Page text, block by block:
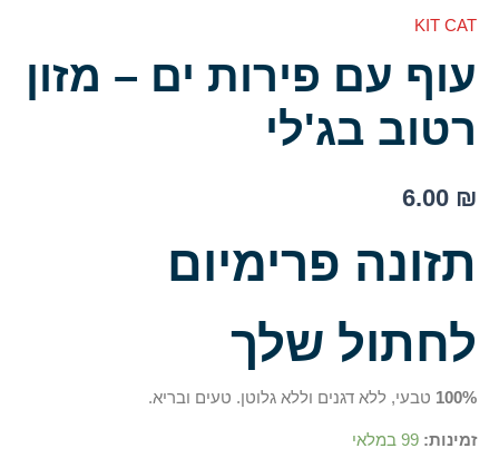
KIT CAT
עוף עם פירות ים – מזון
רטוב בג'לי
6.00 ₪
תזונה פרימיום
לחתול שלך
100% טבעי, ללא דגנים וללא גלוטן. טעים ובריא.
זמינות: 99 במלאי
רטוב